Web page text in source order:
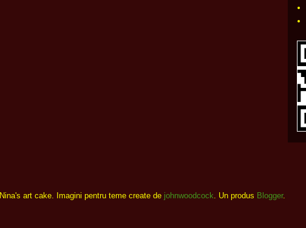
Nina's art cake. Imagini pentru teme create de johnwoodcock. Un produs Blogger.